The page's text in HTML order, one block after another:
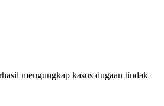
mengungkap kasus dugaan tindak